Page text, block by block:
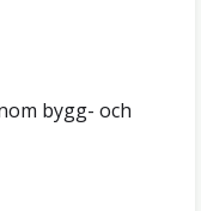
bygg- och